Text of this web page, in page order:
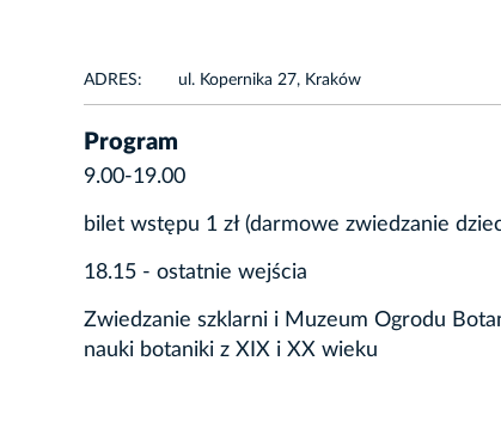
ADRES: ul. Kopernika 27, Kraków
Program
9.00-19.00
bilet wstępu 1 zł (darmowe zwiedzanie
18.15 - ostatnie wejścia
Zwiedzanie szklarni i Muzeum Ogrodu
nauki botaniki z XIX i XX wieku